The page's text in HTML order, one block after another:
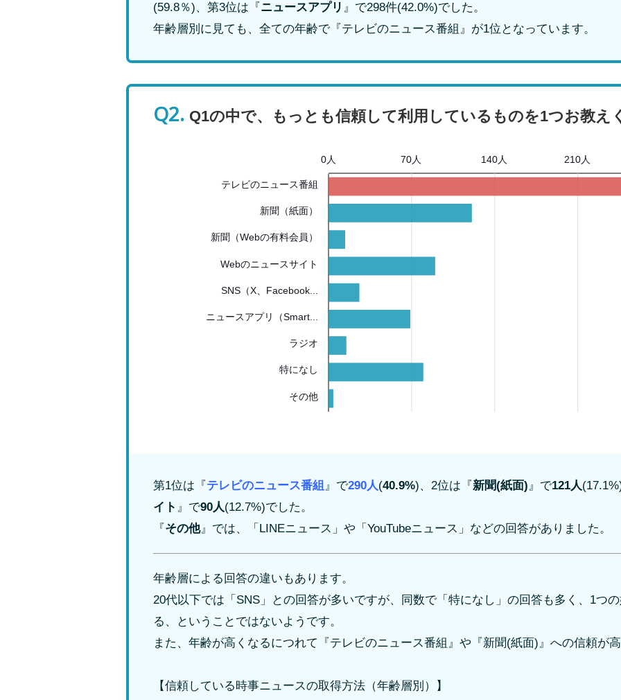
(59.8％)、第3位は『ニュースアプリ 』で298件(42.0%)でした。
年齢層別に見ても、全ての年齢で『テレビのニュース番組』が1位となっています。
Q2. Q1の中で、もっとも信頼して利用しているものを1つお教え
テレビのニュース番組
新聞（紙面）
新聞（Webの有料会員）
Webのニュースサイト
SNS（X、Facebook...
ニュースアプリ（Smart...
ラジオ
特になし
その他
210人
140人
70人
0人
第1位は『テレビのニュース番組 』で290人(40.9%)、2位は『新聞(紙面)』で121人
イト 』で90人(12.7%)でした。
『その他』では、「LINEニュース」や「YouTubeニュース」などの回答がありました。
年齢層による回答の違いもあります。
20代以下では「SNS」との回答が多いですが、同数で「特になし」の回答も多く、1つ
る、ということではないようです。
また、年齢が高くなるにつれて『テレビのニュース番組』や『新聞(紙面)』への信頼が
【信頼している時事ニュースの取得方法（年齢層別）】